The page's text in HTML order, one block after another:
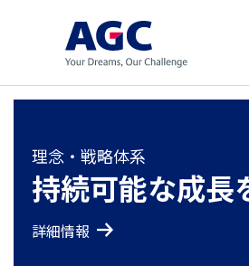
ブランドステートメント
Your Dreams,
詳細情報
理念・戦略体系
持続可能な成長
詳細情報
サステナビリティ経営
2050年に“カー
詳細情報